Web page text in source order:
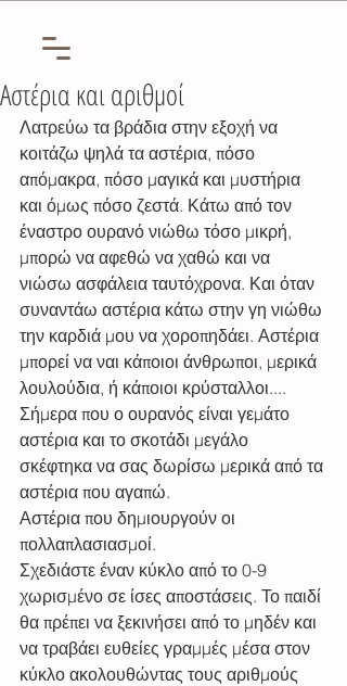
Αστέρια και αριθμοί
Λατρεύω τα βράδια στην εξοχή να
κοιτάζω ψηλά τα αστέρια, πόσο
απόμακρα, πόσο μαγικά και μυστήρια
και όμως πόσο ζεστά. Κάτω από τον
έναστρο ουρανό νιώθω τόσο μικρή,
μπορώ να αφεθώ να χαθώ και να
νιώσω ασφάλεια ταυτόχρονα. Και όταν
συναντάω αστέρια κάτω στην γη νιώθω
την καρδιά μου να χοροπηδάει. Αστέρια
μπορεί να ναι κάποιοι άνθρωποι, μερικά
λουλούδια, ή κάποιοι κρύσταλλοι....
Σήμερα που ο ουρανός είναι γεμάτο
αστέρια και το σκοτάδι μεγάλο
σκέφτηκα να σας δωρίσω μερικά από τα
αστέρια που αγαπώ.
Αστέρια που δημιουργούν οι
πολλαπλασιασμοί.
Σχεδιάστε έναν κύκλο από το 0-9
χωρισμένο σε ίσες αποστάσεις. Το παιδί
θα πρέπει να ξεκινήσει από το μηδέν και
να τραβάει ευθείες γραμμές μέσα στον
κύκλο ακολουθώντας τους αριθμούς